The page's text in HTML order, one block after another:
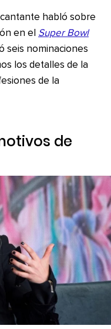
habló sobre
en el Super Bowl
seis nominaciones
los detalles de la
de la
de